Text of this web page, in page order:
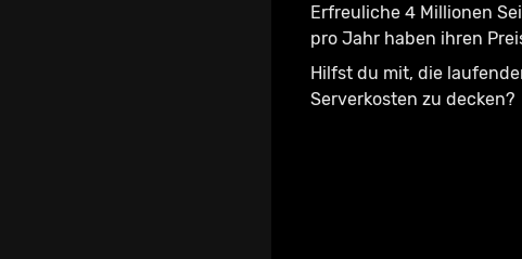
Erfreuliche 4 Millionen
pro Jahr haben ihren
Hilfst du mit, die
Serverkosten zu decken?